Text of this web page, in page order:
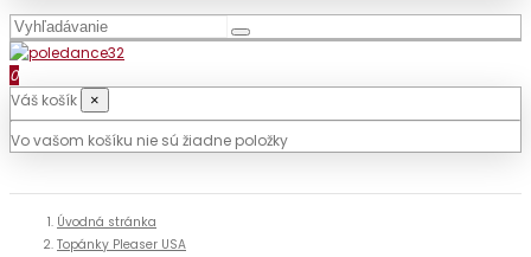
0
Váš košík
×
Vo vašom košíku nie sú žiadne položky
Úvodná stránka
Topánky Pleaser USA